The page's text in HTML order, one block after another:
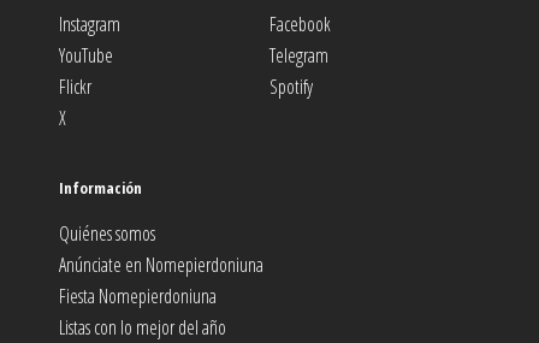
Instagram
Facebook
YouTube
Telegram
Flickr
Spotify
X
Información
Quiénes somos
Anúnciate en Nomepierdoniuna
Fiesta Nomepierdoniuna
Listas con lo mejor del año